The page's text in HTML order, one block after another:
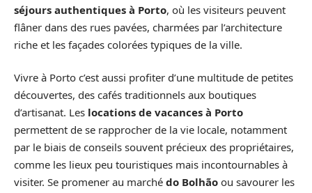
séjours authentiques à Porto, où les visiteurs peuvent
flâner dans des rues pavées, charmées par l’architecture
riche et les façades colorées typiques de la ville.
Vivre à Porto c’est aussi profiter d’une multitude de petites
découvertes, des cafés traditionnels aux boutiques
d’artisanat. Les locations de vacances à Porto
permettent de se rapprocher de la vie locale, notamment
par le biais de conseils souvent précieux des propriétaires,
comme les lieux peu touristiques mais incontournables à
visiter. Se promener au marché do Bolhão ou savourer les